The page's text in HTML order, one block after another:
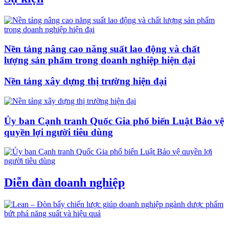
Nền tảng nâng cao năng suất lao động và chất
lượng sản phẩm trong doanh nghiệp hiện đại
Nền tảng xây dựng thị trường hiện đại
Ủy ban Cạnh tranh Quốc Gia phổ biến Luật Bảo vệ
quyền lợi người tiêu dùng
Diễn đàn doanh nghiệp